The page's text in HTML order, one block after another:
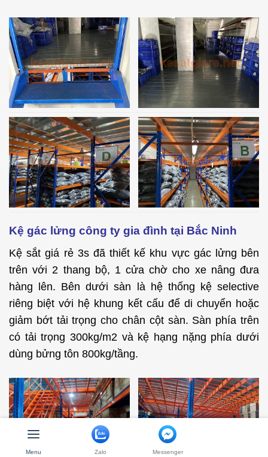
Kệ gác lửng công ty gia đình tại Bắc Ninh
Kệ sắt giá rẻ 3s đã thiết kế khu vực gác lửng bên
trên với 2 thang bộ, 1 cửa chờ cho xe nâng đưa
hàng lên. Bên dưới sàn là hệ thống kệ selective
riêng biệt với hệ khung kết cấu để di chuyển hoặc
giảm bớt tải trọng cho chân cột sàn. Sàn phía trên
có tải trọng 300kg/m2 và kệ hạng nặng phía dưới
dùng bửng tôn 800kg/tầng.
Menu Zalo Messenger